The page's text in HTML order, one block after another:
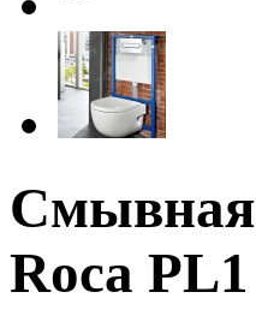
Смывная
Roca